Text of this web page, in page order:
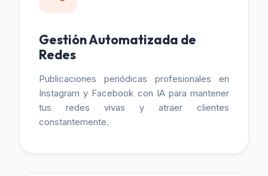
Gestión Automatizada de
Redes
Publicaciones periódicas profesionales en
Instagram y Facebook con IA para mantener
tus redes vivas y atraer clientes
constantemente.